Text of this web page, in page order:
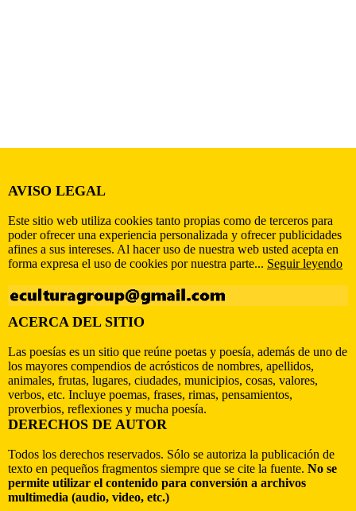
AVISO LEGAL
Este sitio web utiliza cookies tanto propias como de terceros para
poder ofrecer una experiencia personalizada y ofrecer publicidades
afines a sus intereses. Al hacer uso de nuestra web usted acepta en
forma expresa el uso de cookies por nuestra parte... Seguir leyendo
ACERCA DEL SITIO
Las poesías es un sitio que reúne poetas y poesía, además de uno de
los mayores compendios de acrósticos de nombres, apellidos,
animales, frutas, lugares, ciudades, municipios, cosas, valores,
verbos, etc. Incluye poemas, frases, rimas, pensamientos,
proverbios, reflexiones y mucha poesía.
DERECHOS DE AUTOR
Todos los derechos reservados. Sólo se autoriza la publicación de
texto en pequeños fragmentos siempre que se cite la fuente. No se
permite utilizar el contenido para conversión a archivos
multimedia (audio, video, etc.)